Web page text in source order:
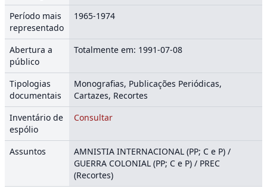
Período mais
representado
1965-1974
Abertura a
público
Totalmente em: 1991-07-08
Tipologias
documentais
Monografias, Publicações Periódicas,
Cartazes, Recortes
Inventário de
espólio
Consultar
Assuntos
AMNISTIA INTERNACIONAL (PP; C e P) /
GUERRA COLONIAL (PP; C e P) / PREC
(Recortes)